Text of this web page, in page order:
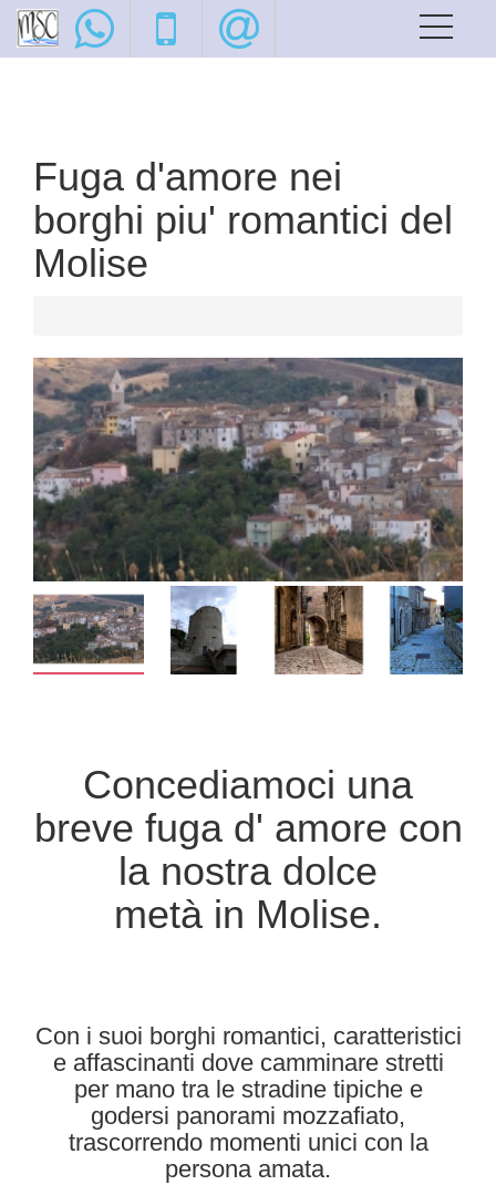
Fuga d'amore nei
borghi piu' romantici del
Molise
Concediamoci una
breve fuga d' amore con
la nostra dolce
metà in Molise.
Con i suoi borghi romantici, caratteristici
e affascinanti dove camminare stretti
per mano tra le stradine tipiche e
godersi panorami mozzafiato,
trascorrendo momenti unici con la
persona amata.